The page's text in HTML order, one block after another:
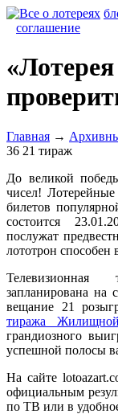
соглашение
Главная →
36 21 тираж
До великой
чисел!
билетов
состоится
послужат
лототрон
Телевизионная
запланирована на
вещание 21
тиража
грандиозного
успешной полосы
На сайте
официальным
по ТВ или в